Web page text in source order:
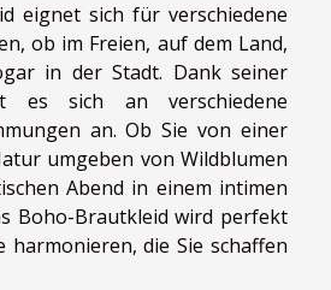
eignet sich für verschiedene
ob im Freien, auf dem Land,
in der Stadt. Dank seiner
es sich an verschiedene
an. Ob Sie von einer
umgeben von Wildblumen
Abend in einem intimen
Boho-Brautkleid wird perfekt
harmonieren, die Sie schaffen